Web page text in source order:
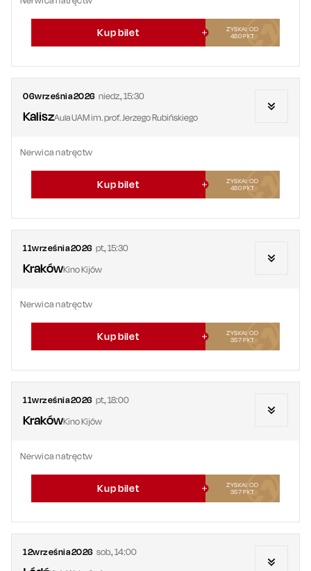
Kup bilet
ZYSKAJ OD
480PKT
06września2026 niedz.,15:30
KaliszAula UAM im. prof. Jerzego Rubińskiego
Nerwica natręctw
Kup bilet
ZYSKAJ OD
480PKT
11września2026 pt.,15:30
KrakówKino Kijów
Nerwica natręctw
Kup bilet
ZYSKAJ OD
357PKT
11września2026 pt.,18:00
KrakówKino Kijów
Nerwica natręctw
Kup bilet
ZYSKAJ OD
357PKT
12września2026 sob.,14:00